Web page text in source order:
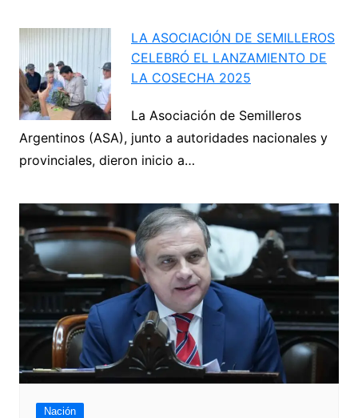
LA ASOCIACIÓN DE SEMILLEROS
CELEBRÓ EL LANZAMIENTO DE
LA COSECHA 2025
La Asociación de Semilleros
Argentinos (ASA), junto a autoridades nacionales y
provinciales, dieron inicio a…
Nación